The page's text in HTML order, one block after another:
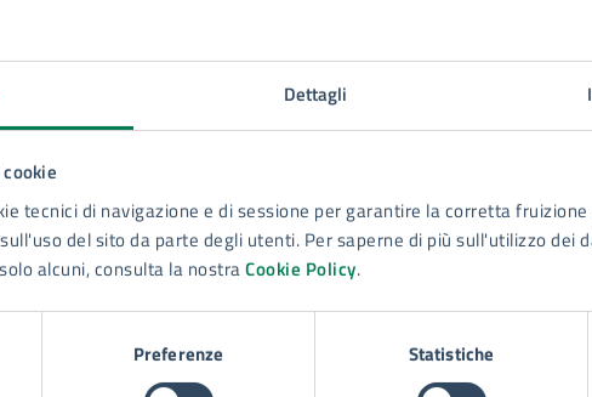
Dettagli
tecnici di navigazione e di sessione per garantire la corretta
del sito da parte degli utenti. Per saperne di più sull'utilizzo dei
alcuni, consulta la nostraCookie Policy.
Preferenze Statistiche
sono chiare le informazioni su questa
il numero di stelle per valutare la chiarezza delle